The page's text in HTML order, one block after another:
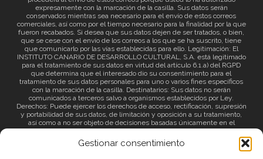
Gestionar consentimiento
expresamente con la marcación de la casilla. Sus datos serán
conservados mientras sea necesario para el envío de estos correos
comerciales, así como por el tiempo necesario para la finalidad por la que
fueron recabados. Si desea que sus datos dejen de ser tratados, o bien,
que se cese con el envío de los correos a los que se ha suscrito, tiene
que comunicarlo por las vías establecidas para ello. Legitimación: El
INSTITUTO CANARIO DE DESARROLLO CULTURAL, S.A. está legitimado
para el tratamiento de sus datos en virtud del artículo 6.1.a) del RGPD
que determina que el interesado dio su consentimiento para el
tratamiento de sus datos personales para uno o varios fines específicos
con la marcación de la casilla. Destinatarios: Sus datos no serán
comunicados a terceros salvo a organismos establecidos por Ley.
Derechos: Puede ejercer los derechos de acceso, rectificación, supresión
y portabilidad de sus datos, de limitación y oposición a su tratamiento,
así como a no ser objeto de decisiones basadas únicamente en el
tratamiento automatizado de sus datos y revocar el consentimiento
prestado. Información adicional: Puede consultar la información adicional
a través del siguienteenlace.